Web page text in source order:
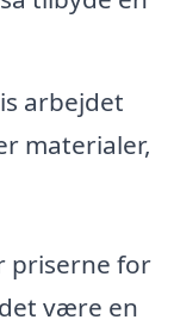
arbejdet
materialer,
priserne for
være en